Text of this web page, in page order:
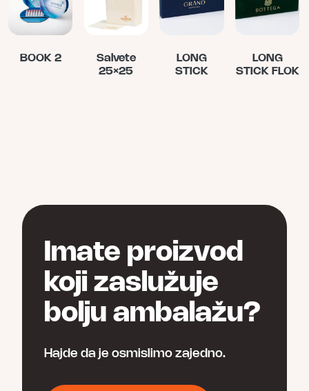
BOOK 2
Salvete
25×25
страници
производа.
LONG
STICK
LONG
STICK FLOK
Imate proizvod
koji zaslužuje
bolju ambalažu?
Hajde da je osmislimo zajedno.